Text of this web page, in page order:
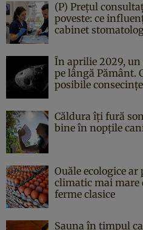
(P) Prețul
poveste: ce
cabinet
În aprilie 2029, un
pe lângă Pământ.
posibile consecințe
Căldura îți fură
bine în nopțile
Ouăle ecologice
climatic mai mare
ferme clasice
Sauna în timpul